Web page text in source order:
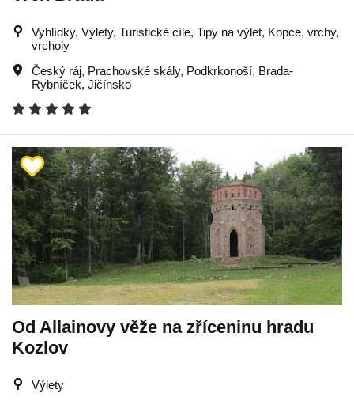
Vyhlídky, Výlety, Turistické cíle, Tipy na výlet, Kopce, vrchy,
vrcholy
Český ráj, Prachovské skály, Podkrkonoší, Brada-
Rybníček, Jičínsko
Od Allainovy věže na zříceninu hradu
Kozlov
Výlety